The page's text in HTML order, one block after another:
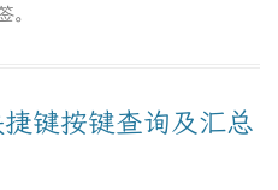
。
键按键查询及汇总